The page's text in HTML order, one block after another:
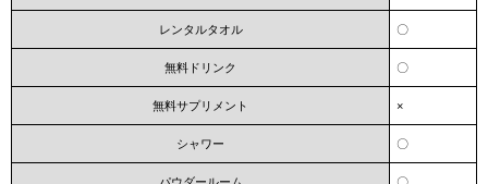
レンタルタオル 〇
無料ドリンク 〇
無料サプリメント ×
シャワー 〇